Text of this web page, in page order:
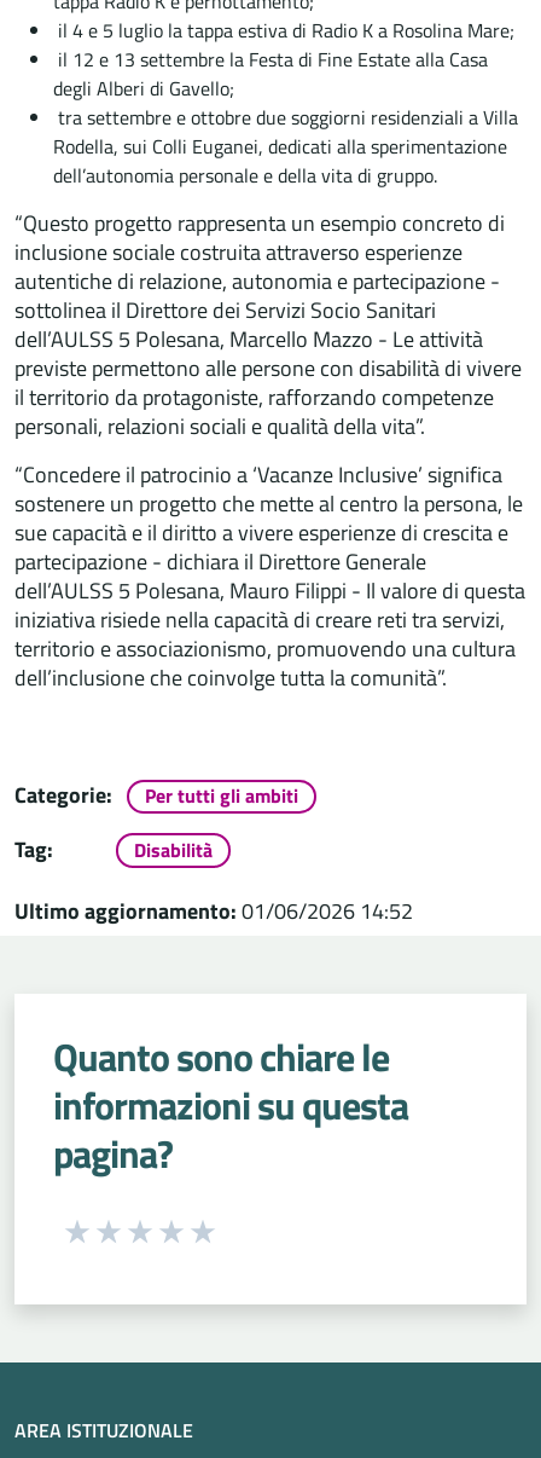
il 4 e 5 luglio la tappa estiva di Radio K a Rosolina Mare;
il 12 e 13 settembre la Festa di Fine Estate alla Casa
degli Alberi di Gavello;
tra settembre e ottobre due soggiorni residenziali a Villa
Rodella, sui Colli Euganei, dedicati alla sperimentazione
dell’autonomia personale e della vita di gruppo.
“Questo progetto rappresenta un esempio concreto di
inclusione sociale costruita attraverso esperienze
autentiche di relazione, autonomia e partecipazione -
sottolinea il Direttore dei Servizi Socio Sanitari
dell’AULSS 5 Polesana, Marcello Mazzo - Le attività
previste permettono alle persone con disabilità di vivere
il territorio da protagoniste, rafforzando competenze
personali, relazioni sociali e qualità della vita”.
“Concedere il patrocinio a ‘Vacanze Inclusive’ significa
sostenere un progetto che mette al centro la persona, le
sue capacità e il diritto a vivere esperienze di crescita e
partecipazione - dichiara il Direttore Generale
dell’AULSS 5 Polesana, Mauro Filippi - Il valore di questa
iniziativa risiede nella capacità di creare reti tra servizi,
territorio e associazionismo, promuovendo una cultura
dell’inclusione che coinvolge tutta la comunità”.
Categorie: Per tutti gli ambiti
Tag: Disabilità
Ultimo aggiornamento:01/06/2026 14:52
Quanto sono chiare le
informazioni su questa
pagina?
Seleziona una valutazione da 1 a 5 stelle
AREA ISTITUZIONALE